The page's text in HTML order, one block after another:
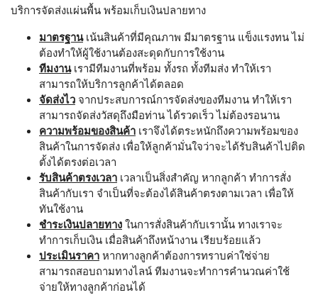
บริการจัดส่งแผ่นพื้น พร้อมเก็บเงินปลายทาง
มาตรฐานเน้นสินค้าที่มีคุณภาพ มีมาตรฐาน แข็งแรงทน ไม่
ต้องทำให้ผู้ใช้งานต้องสะดุดกับการใช้งาน
ทีมงานเรามีทีมงานที่พร้อม ทั้งรถ ทั้งทีมส่ง ทำให้เรา
สามารถให้บริการลูกค้าได้ตลอด
จัดส่งไว จากประสบการณ์การจัดส่งของทีมงาน ทำให้เรา
สามารถจัดส่งวัสดุถึงมือท่าน ได้รวดเร็ว ไม่ต้องรอนาน
ความพร้อมของสินค้า เราจึงได้ตระหนักถึงความพร้อมของ
สินค้าในการจัดส่ง เพื่อให้ลูกค้ามั่นใจว่าจะได้รับสินค้าไปติด
ตั้งได้ตรงต่อเวลา
รับสินค้าตรงเวลา เวลาเป็นสิ่งสำคัญ หากลูกค้า ทำการสั่ง
สินค้ากับเรา จำเป็นที่จะต้องได้สินค้าตรงตามเวลา เพื่อให้
ทันใช้งาน
ชำระเงินปลายทาง ในการสั่งสินค้ากับเรานั้น ทางเราจะ
ทำการเก็บเงิน เมื่อสินค้าถึงหน้างาน เรียบร้อยแล้ว
ประเมินราคา หากทางลูกค้าต้องการทราบค่าใช่จ่าย
สามารถสอบถามทางไลน์ ทีมงานจะทำการคำนวณค่าใช้
จ่ายให้ทางลูกค้าก่อนได้